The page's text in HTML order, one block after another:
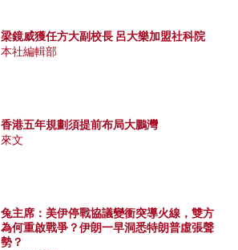
梁鏡威獲任方大副校長 呂大樂加盟社科院
本社編輯部
香港五年規劃須提前布局大鵬灣
來文
兔主席：美伊停戰協議變衝突導火線，雙方
為何重啟戰爭？伊朗一早洞悉特朗普虛張聲
勢？